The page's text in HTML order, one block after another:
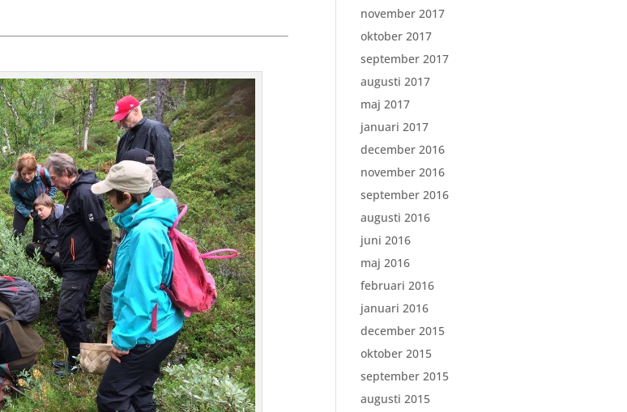
november 2017
oktober 2017
september 2017
augusti 2017
maj 2017
januari 2017
december 2016
november 2016
september 2016
augusti 2016
juni 2016
maj 2016
februari 2016
januari 2016
december 2015
oktober 2015
september 2015
augusti 2015